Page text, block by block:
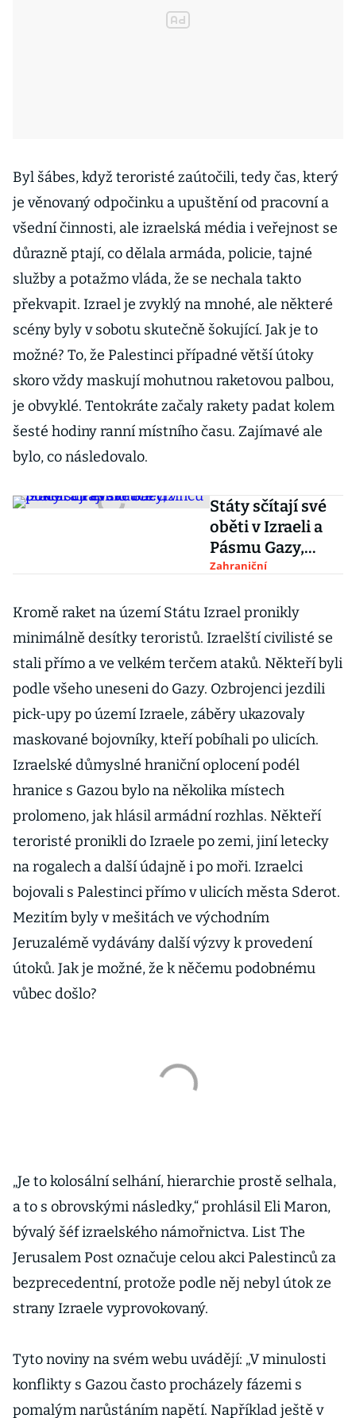
Byl šábes, když teroristé zaútočili, tedy čas, který
je věnovaný odpočinku a upuštění od pracovní a
všední činnosti, ale izraelská média i veřejnost se
důrazně ptají, co dělala armáda, policie, tajné
služby a potažmo vláda, že se nechala takto
překvapit. Izrael je zvyklý na mnohé, ale některé
scény byly v sobotu skutečně šokující. Jak je to
možné? To, že Palestinci případné větší útoky
skoro vždy maskují mohutnou raketovou palbou,
je obvyklé. Tentokráte začaly rakety padat kolem
šesté hodiny ranní místního času. Zajímavé ale
bylo, co následovalo.
Státy sčítají své
oběti v Izraeli a
Pásmu Gazy,
pokračují
Zahraniční
Kromě raket na území Státu Izrael pronikly
minimálně desítky teroristů. Izraelští civilisté se
stali přímo a ve velkém terčem ataků. Někteří byli
podle všeho uneseni do Gazy. Ozbrojenci jezdili
pick-upy po území Izraele, záběry ukazovaly
maskované bojovníky, kteří pobíhali po ulicích.
Izraelské důmyslné hraniční oplocení podél
hranice s Gazou bylo na několika místech
prolomeno, jak hlásil armádní rozhlas. Někteří
teroristé pronikli do Izraele po zemi, jiní letecky
na rogalech a další údajně i po moři. Izraelci
bojovali s Palestinci přímo v ulicích města Sderot.
Mezitím byly v mešitách ve východním
Jeruzalémě vydávány další výzvy k provedení
útoků. Jak je možné, že k něčemu podobnému
vůbec došlo?
„Je to kolosální selhání, hierarchie prostě selhala,
a to s obrovskými následky,“ prohlásil Eli Maron,
bývalý šéf izraelského námořnictva. List The
Jerusalem Post označuje celou akci Palestinců za
bezprecedentní, protože podle něj nebyl útok ze
strany Izraele vyprovokovaný.
Tyto noviny na svém webu uvádějí: „V minulosti
konflikty s Gazou často procházely fázemi s
pomalým narůstáním napětí. Například ještě v